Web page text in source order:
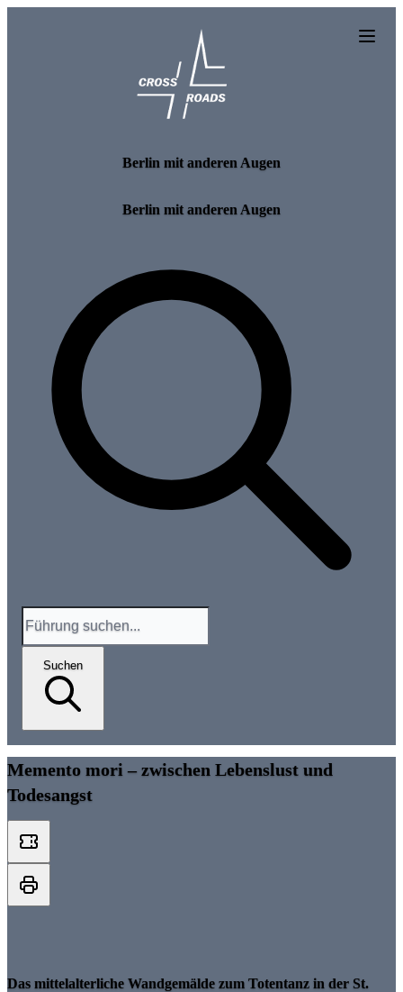
Berlin mit anderen Augen
Berlin mit anderen Augen
Suchen
Memento mori – zwischen Lebenslust und
Todesangst
Das mittelalterliche Wandgemälde zum Totentanz in der St.